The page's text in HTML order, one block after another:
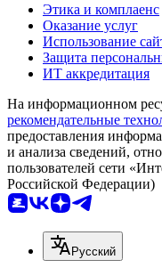
Этика и комплаенс
Оказание услуг
Использование
Защита
ИТ аккредитация
На информационном
рекомендательные
предоставления
и анализа сведений,
пользователей сети
Российской Федерации)
Русский